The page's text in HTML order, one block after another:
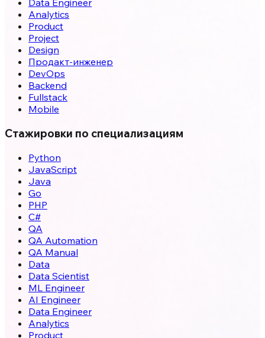
Data Engineer
Analytics
Product
Project
Design
Продакт-инженер
DevOps
Backend
Fullstack
Mobile
Стажировки по специализациям
Python
JavaScript
Java
Go
PHP
C#
QA
QA Automation
QA Manual
Data
Data Scientist
ML Engineer
AI Engineer
Data Engineer
Analytics
Product